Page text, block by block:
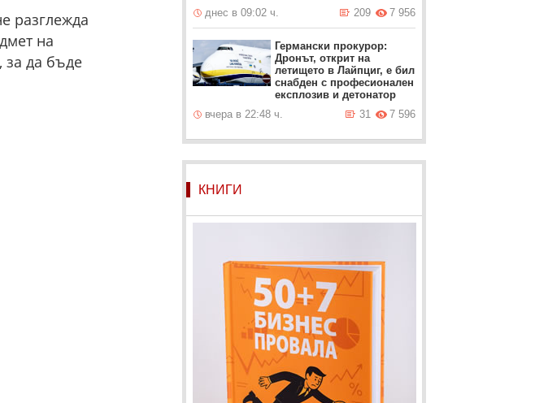
разглежда
на
за да бъде
днес в 09:02 ч.
7 956
209
Германски прокурор:
Дронът, открит на
летището в Лайпциг, е бил
снабден с професионален
експлозив и детонатор
вчера в 22:48 ч.
7 596
31
КНИГИ